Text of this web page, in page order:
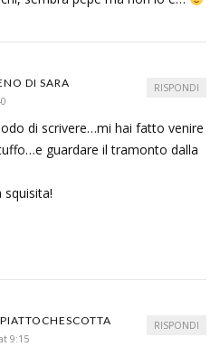
DI SARA
di scrivere…mi hai fatto venire
guardare il tramonto dalla
RISPONDI
9:15
RISPONDI